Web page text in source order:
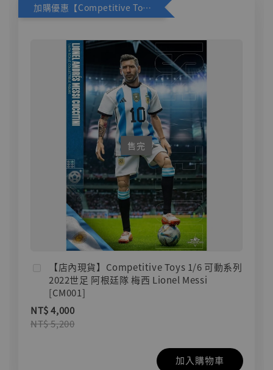
加購優惠【Competitive Toys 梅西 [CM001]】
售完
【店內現貨】Competitive Toys 1/6 可動系列
2022世足 阿根廷隊 梅西 Lionel Messi
[CM001]
NT$ 4,000
NT$ 5,200
加入購物車